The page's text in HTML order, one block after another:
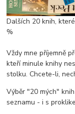
Dalších 20 knih,
%
Vždy mne příjemně
kteří minule knihy
stolku. Chcete-li,
Výběr "20 mých"
seznamu - i s